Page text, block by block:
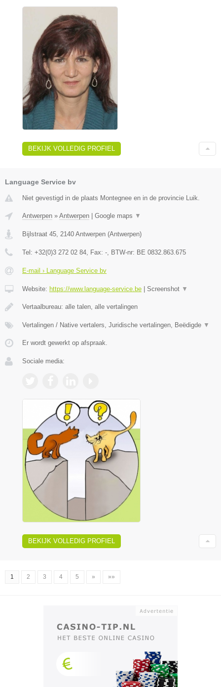
BEKIJK VOLLEDIG PROFIEL
Language Service bv
Niet gevestigd in de plaats Montegnee en in de provincie Luik.
Antwerpen » Antwerpen | Google maps ▼
Bijlstraat 45 2140 Antwerpen (Antwerpen)
Tel: +32(0)3 272 02 84 , Fax: - , BTW-nr: BE 0832.863.675
E-mail › Language Service bv
Website: https://www.language-service.be | Screenshot ▼
Vertaalbureau: alle talen, alle vertalingen
Vertalingen / Native vertalers, Juridische vertalingen, Beëdigde ▼
Er wordt gewerkt op afspraak.
Sociale media:
BEKIJK VOLLEDIG PROFIEL
1 2 3 4 5 » »»